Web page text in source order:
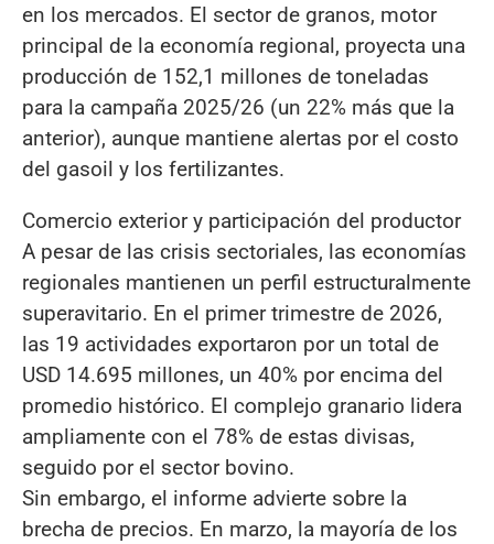
en los mercados. El sector de granos, motor
principal de la economía regional, proyecta una
producción de 152,1 millones de toneladas
para la campaña 2025/26 (un 22% más que la
anterior), aunque mantiene alertas por el costo
del gasoil y los fertilizantes.
Comercio exterior y participación del productor
A pesar de las crisis sectoriales, las economías
regionales mantienen un perfil estructuralmente
superavitario. En el primer trimestre de 2026,
las 19 actividades exportaron por un total de
USD 14.695 millones, un 40% por encima del
promedio histórico. El complejo granario lidera
ampliamente con el 78% de estas divisas,
seguido por el sector bovino.
Sin embargo, el informe advierte sobre la
brecha de precios. En marzo, la mayoría de los